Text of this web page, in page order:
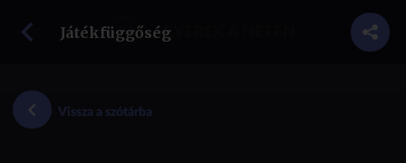
GYEREK A NETEN
Játékfüggőség
Vissza a szótárba